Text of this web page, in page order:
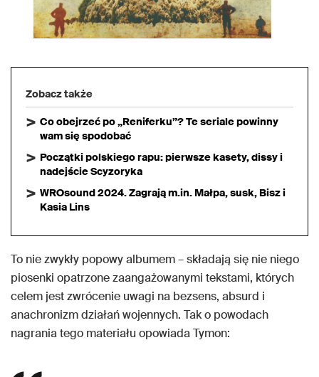
Zobacz także
Co obejrzeć po „Reniferku”? Te seriale powinny
wam się spodobać
Początki polskiego rapu: pierwsze kasety, dissy i
nadejście Scyzoryka
WROsound 2024. Zagrają m.in. Małpa, susk, Bisz i
Kasia Lins
To nie zwykły popowy albumem – składają się nie niego
piosenki opatrzone zaangażowanymi tekstami, których
celem jest zwrócenie uwagi na bezsens, absurd i
anachronizm działań wojennych. Tak o powodach
nagrania tego materiału opowiada Tymon: